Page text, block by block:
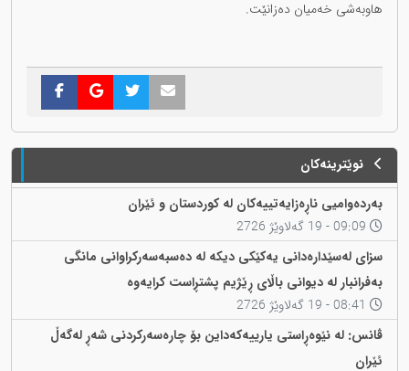
هاوبەشی خەمیان دەزانێت.
نوێترینەکان
بەردەوامیی ناڕەزایەتییەکان لە کوردستان و ئێران
سزای لەسێدارەدانی یەكێکی دیکە لە دەسبەسەرکراوانی مانگی
بەفرانبار لە دیوانی باڵای ڕێژیم پشتڕاست کرایەوە
ڤانس: لە نێوەڕاستی یارییەکەداین بۆ چارەسەرکردنی شەڕ لەگەڵ
ئێران